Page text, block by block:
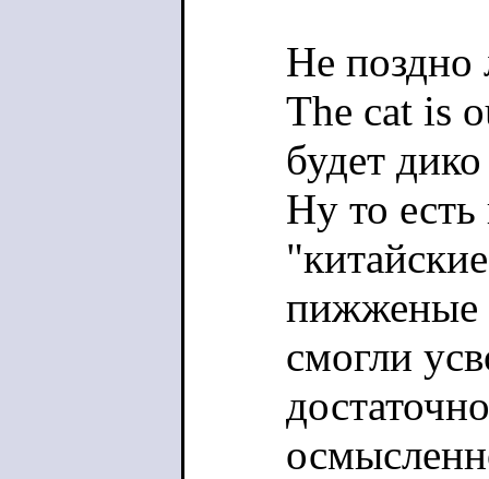
Не поздно
The cat is
будет
Ну то есть
пижженые
смогли